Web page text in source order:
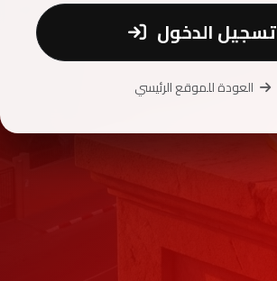
تسجيل الدخول
العودة للموقع الرئيسي